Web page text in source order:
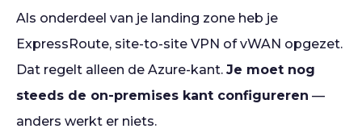
Als onderdeel van je landing zone heb je
ExpressRoute, site-to-site VPN of vWAN opgezet.
Dat regelt alleen de Azure-kant. Je moet nog
steeds de on-premises kant configureren —
anders werkt er niets.